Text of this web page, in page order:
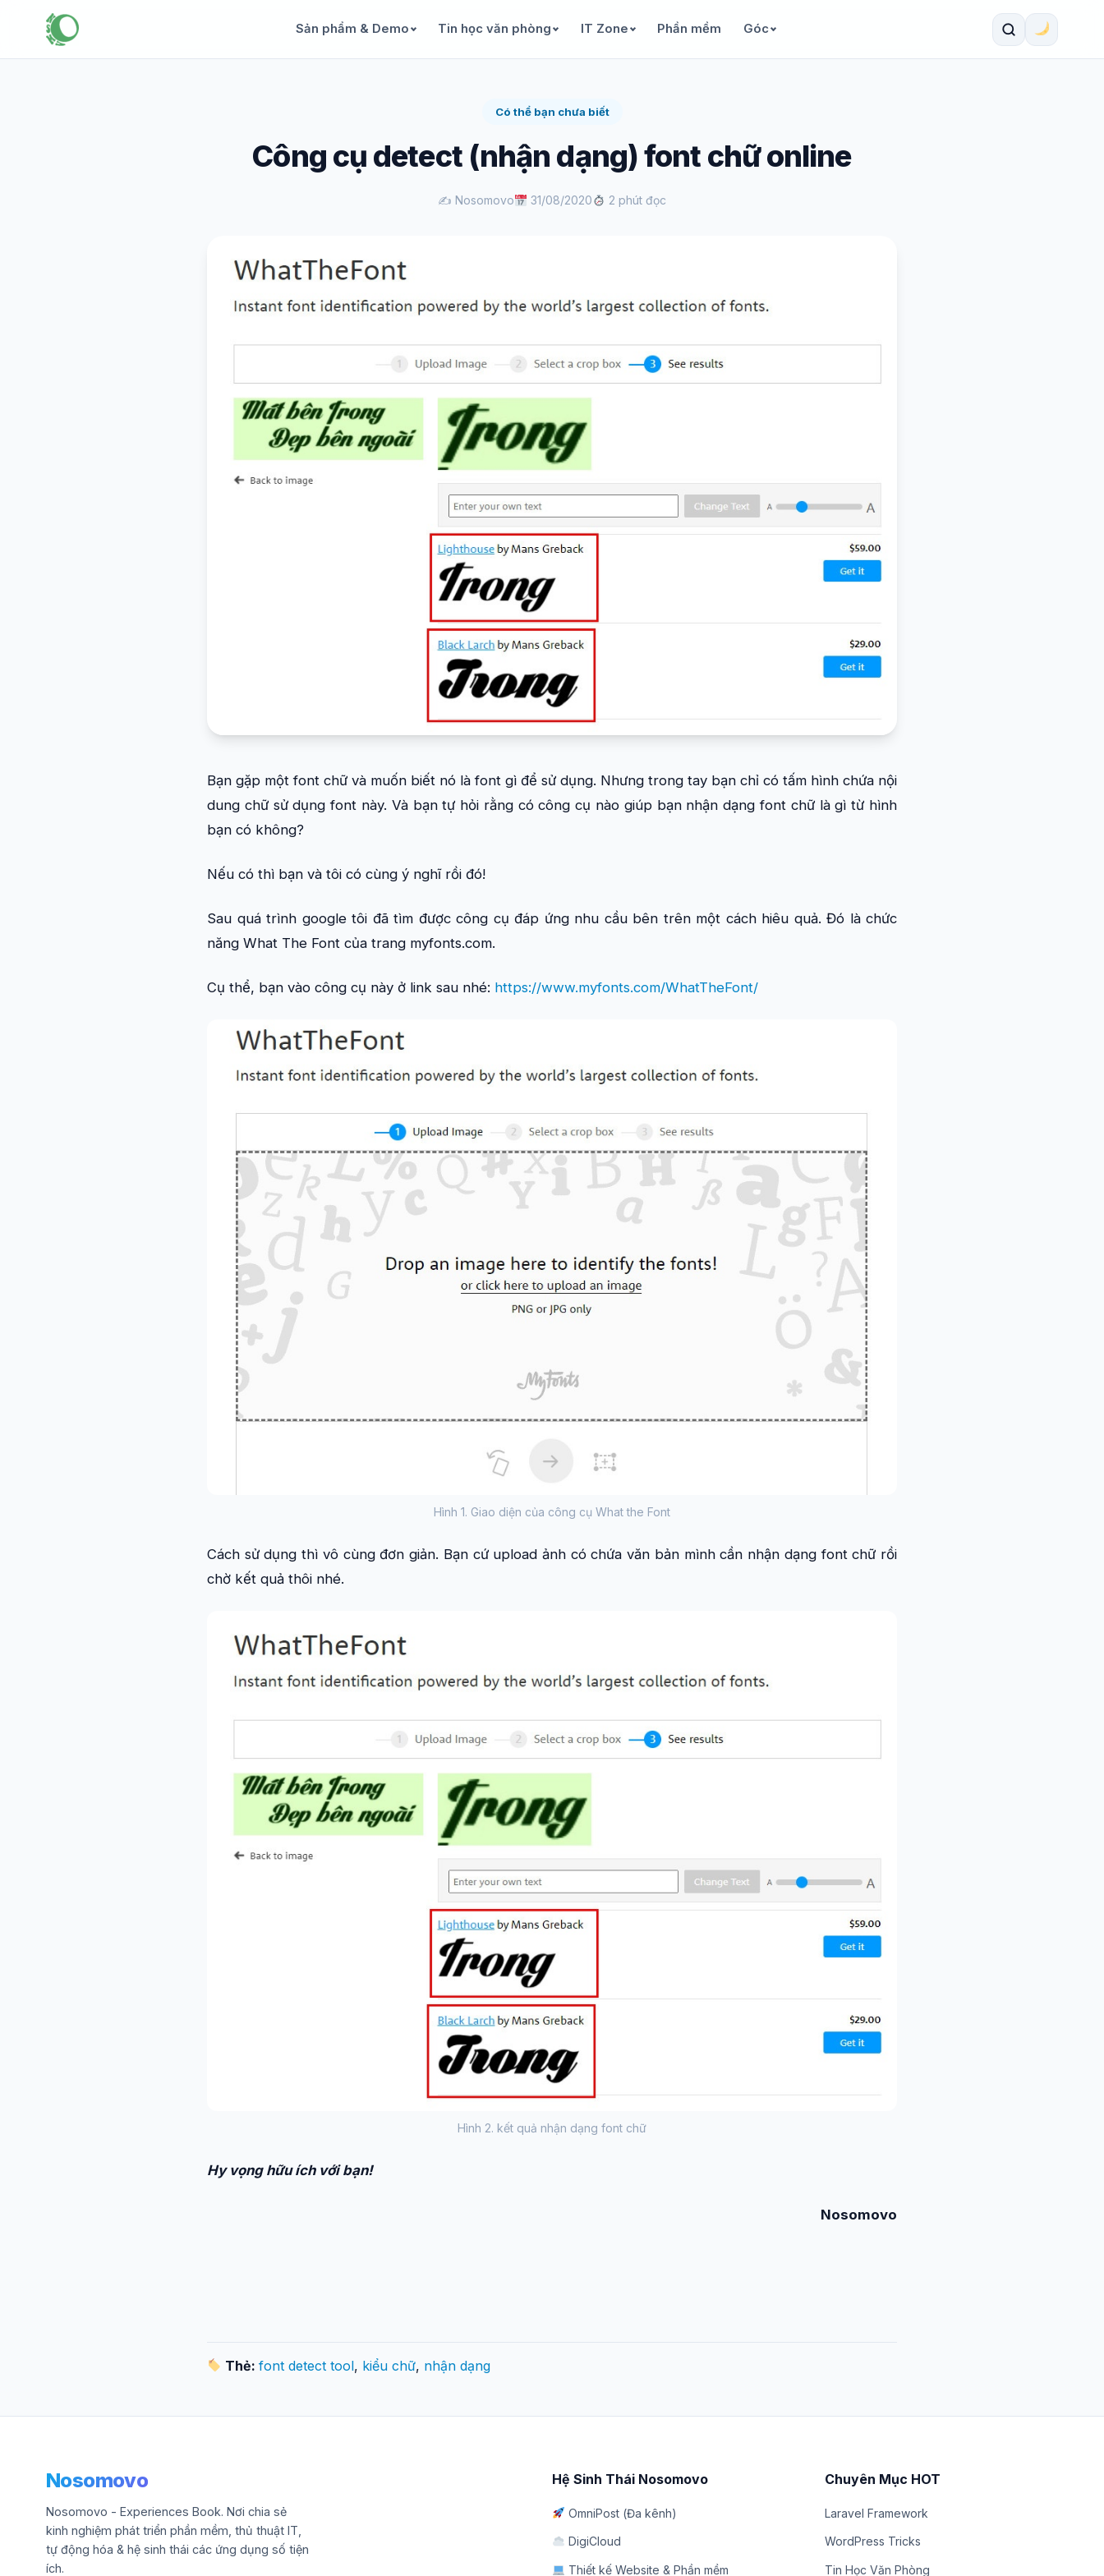
Sản phẩm & Demo Tin học văn phòng IT Zone Phần mềm Góc
Có thể bạn chưa biết
Công cụ detect (nhận dạng) font chữ online
✍️ Nosomovo 31/08/2020 2 phút đọc
Bạn gặp một font chữ và muốn biết nó là font gì để sử dụng. Nhưng trong tay bạn chỉ có tấm hình chứa nội
dung chữ sử dụng font này. Và bạn tự hỏi rằng có công cụ nào giúp bạn nhận dạng font chữ là gì từ hình
bạn có không?
Nếu có thì bạn và tôi có cùng ý nghĩ rồi đó!
Sau quá trình google tôi đã tìm được công cụ đáp ứng nhu cầu bên trên một cách hiêu quả. Đó là chức
năng What The Font của trang myfonts.com.
Cụ thể, bạn vào công cụ này ở link sau nhé: https://www.myfonts.com/WhatTheFont/
Hình 1. Giao diện của công cụ What the Font
Cách sử dụng thì vô cùng đơn giản. Bạn cứ upload ảnh có chứa văn bản mình cần nhận dạng font chữ rồi
chờ kết quả thôi nhé.
Hình 2. kết quả nhận dạng font chữ
Hy vọng hữu ích với bạn!
Nosomovo
Thẻ:font detect tool, kiểu chữ, nhận dạng
Nosomovo
Nosomovo - Experiences Book. Nơi chia sẻ
kinh nghiệm phát triển phần mềm, thủ thuật IT,
tự động hóa & hệ sinh thái các ứng dụng số tiện
ích.
Hệ Sinh Thái Nosomovo
OmniPost (Đa kênh)
DigiCloud
Thiết kế Website & Phần mềm
Chuyên Mục HOT
Laravel Framework
WordPress Tricks
Tin Học Văn Phòng